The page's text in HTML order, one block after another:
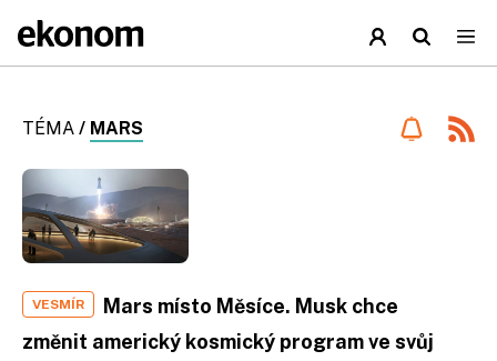
TÉMA / MARS
VESMÍR
Mars místo Měsíce. Musk chce
změnit americký kosmický program ve svůj